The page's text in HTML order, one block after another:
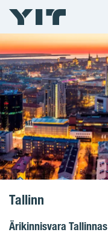
Tallinn
Ärikinnisvara Tallinnas